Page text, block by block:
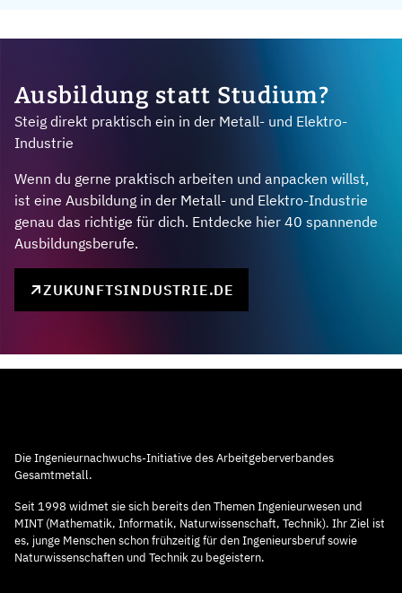
Ausbildung statt Studium?
Steig direkt praktisch ein in der Metall- und Elektro-
Industrie
Wenn du gerne praktisch arbeiten und anpacken willst,
ist eine Ausbildung in der Metall- und Elektro-Industrie
genau das richtige für dich. Entdecke hier 40 spannende
Ausbildungsberufe.
ZUKUNFTSINDUSTRIE.DE
Die Ingenieurnachwuchs-Initiative des Arbeitgeberverbandes
Gesamtmetall.
Seit 1998 widmet sie sich bereits den Themen Ingenieurwesen und
MINT (Mathematik, Informatik, Naturwissenschaft, Technik). Ihr Ziel ist
es, junge Menschen schon frühzeitig für den Ingenieursberuf sowie
Naturwissenschaften und Technik zu begeistern.